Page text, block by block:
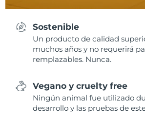
Sostenible
Un producto de calidad
muchos años y no requerirá
remplazables. Nunca.
Vegano y cruelty free
Ningún animal fue utilizado
desarrollo y las pruebas de